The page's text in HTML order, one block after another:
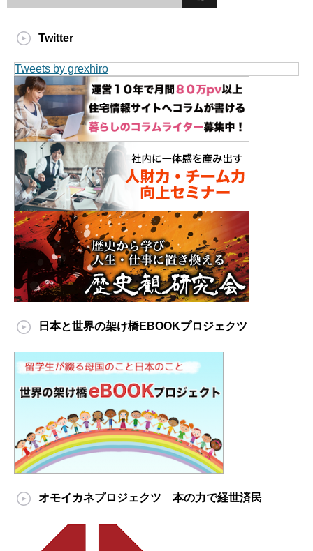
Twitter
Tweets by grexhiro
日本と世界の架け橋EBOOKプロジェクツ
オモイカネプロジェクツ 本の力で経世済民